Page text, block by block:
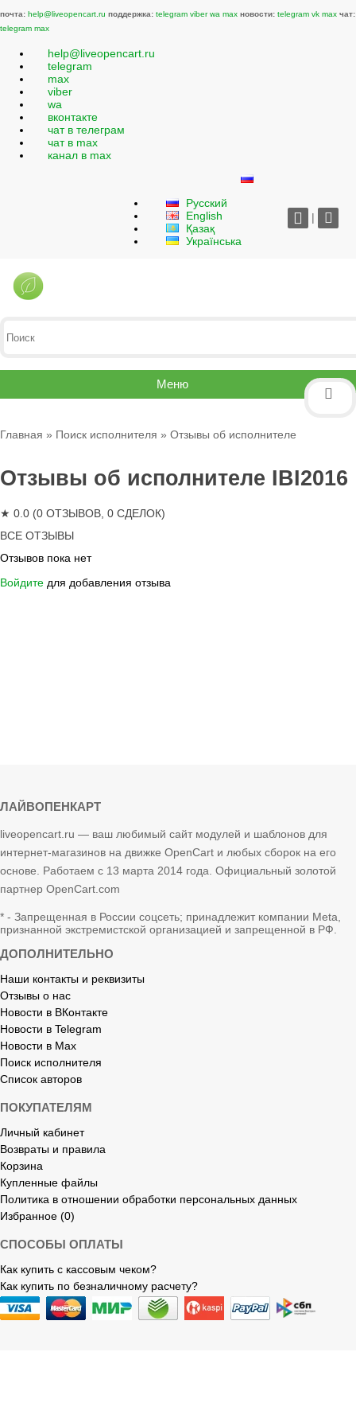
почта: help@liveopencart.ru поддержка: telegram viber wa max новости: telegram vk max чат:
telegram max
help@liveopencart.ru
telegram
max
viber
wa
вконтакте
чат в телеграм
чат в max
канал в max
Русский
English
Қазақ
Українська
|
Меню
Главная » Поиск исполнителя » Отзывы об исполнителе
Отзывы об исполнителе IBI2016
★ 0.0 (0 ОТЗЫВОВ, 0 СДЕЛОК)
ВСЕ ОТЗЫВЫ
Отзывов пока нет
Войдите для добавления отзыва
ЛАЙВОПЕНКАРТ
liveopencart.ru — ваш любимый сайт модулей и шаблонов для
интернет-магазинов на движке OpenCart и любых сборок на его
основе. Работаем с 13 марта 2014 года. Официальный золотой
партнер OpenCart.com
* - Запрещенная в России соцсеть; принадлежит компании Meta,
признанной экстремистской организацией и запрещенной в РФ.
ДОПОЛНИТЕЛЬНО
Наши контакты и реквизиты
Отзывы о нас
Новости в ВКонтакте
Новости в Telegram
Новости в Max
Поиск исполнителя
Список авторов
ПОКУПАТЕЛЯМ
Личный кабинет
Возвраты и правила
Корзина
Купленные файлы
Политика в отношении обработки персональных данных
Избранное (0)
СПОСОБЫ ОПЛАТЫ
Как купить с кассовым чеком?
Как купить по безналичному расчету?